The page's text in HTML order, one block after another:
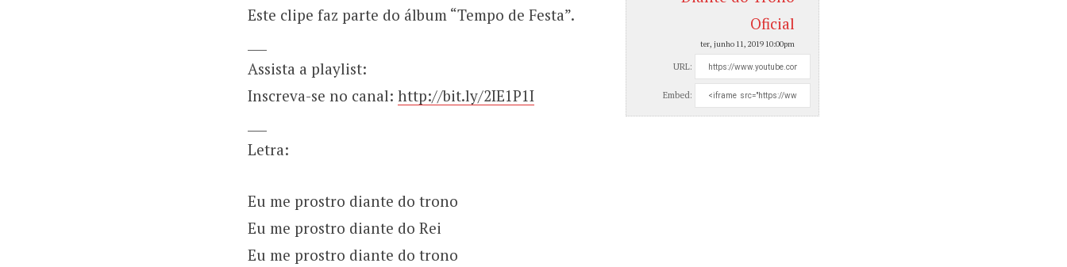
Oficial
ter, junho 11, 2019 10:00pm
URL:
Embed:
Este clipe faz parte do álbum “Tempo de Festa”.
Assista a playlist:
Inscreva-se no canal: http://bit.ly/2IE1P1I
Letra:
Eu me prostro diante do trono
Eu me prostro diante do Rei
Eu me prostro diante do trono